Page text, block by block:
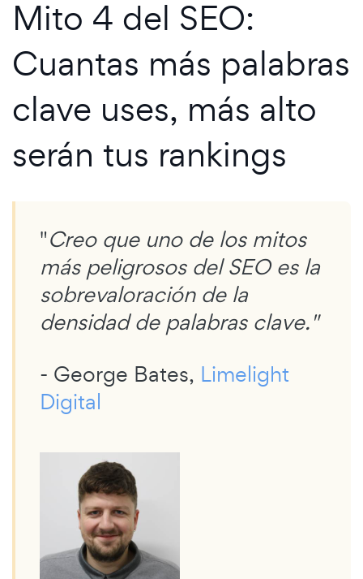
Mito 4 del SEO:
Cuantas más palabras
clave uses, más alto
serán tus rankings
"Creo que uno de los mitos
más peligrosos del SEO es la
sobrevaloración de la
densidad de palabras clave."
- George Bates, Limelight
Digital